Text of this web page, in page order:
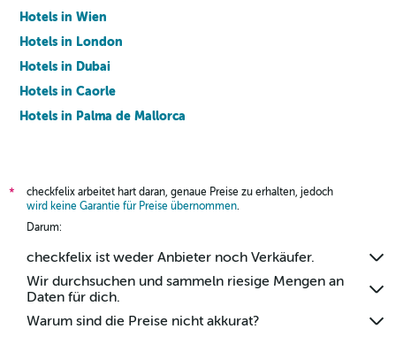
Hotels in Wien
Hotels in London
Hotels in Dubai
Hotels in Caorle
Hotels in Palma de Mallorca
*
checkfelix arbeitet hart daran, genaue Preise zu erhalten, jedoch
wird keine Garantie für Preise übernommen.
Darum:
checkfelix ist weder Anbieter noch Verkäufer.
Wir durchsuchen und sammeln riesige Mengen an
Daten für dich.
Warum sind die Preise nicht akkurat?